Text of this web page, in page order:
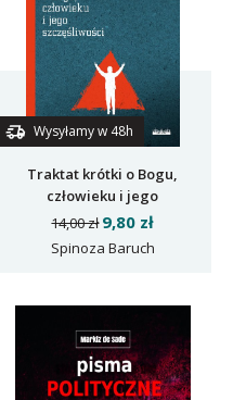
Wysyłamy w 48h
Traktat krótki o Bogu,
człowieku i jego
szczęśliwości
14,00 zł9,80 zł
Spinoza Baruch